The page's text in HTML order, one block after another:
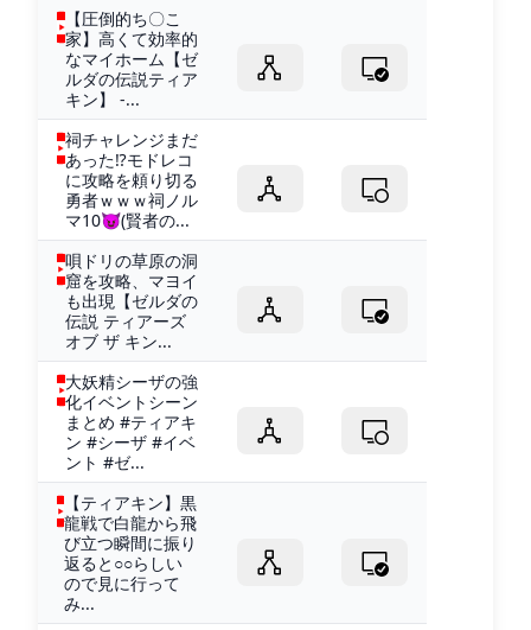
【圧倒的ち〇こ
家】高くて効率的
なマイホーム【ゼ
ルダの伝説ティア
キン】 -...
祠チャレンジまだ
あった⁉モドレコ
に攻略を頼り切る
勇者ｗｗｗ祠ノル
マ10😈(賢者の...
唄ドリの草原の洞
窟を攻略、マヨイ
も出現【ゼルダの
伝説 ティアーズ
オブ ザ キン...
大妖精シーザの強
化イベントシーン
まとめ #ティアキ
ン #シーザ #イベ
ント #ゼ...
【ティアキン】黒
龍戦で白龍から飛
び立つ瞬間に振り
返ると○○らしい
ので見に行って
み...